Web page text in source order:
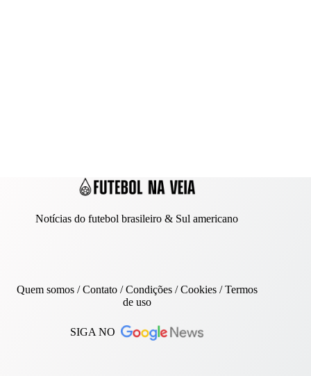
Notícias do futebol brasileiro & Sul americano
Quem somos/Contato/ Condições /Cookies/Termos
de uso
SIGA NO